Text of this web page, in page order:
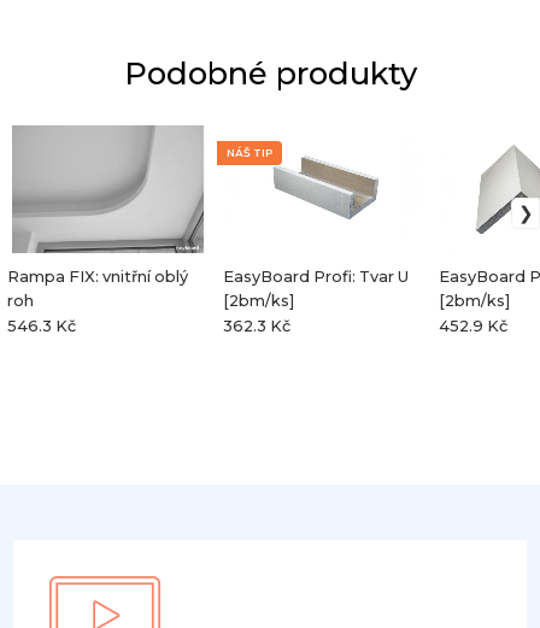
Podobné produkty
Rampa FIX: vnitřní oblý
roh
546.3 Kč
EasyBoard Profi: Tvar U
[2bm/ks]
NÁŠ TIP
362.3 Kč
EasyBoard
[2bm/ks]
452.9 Kč